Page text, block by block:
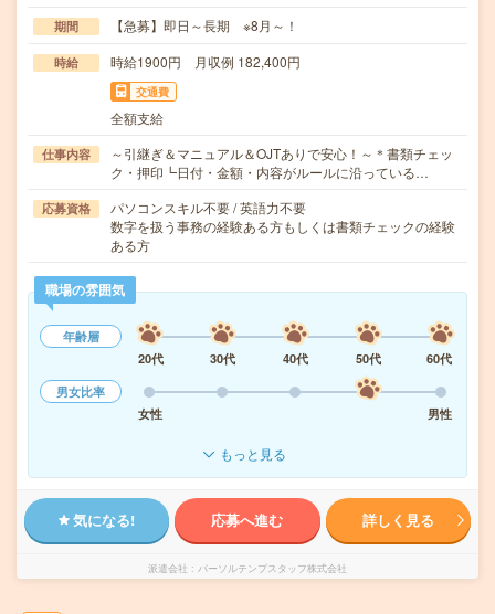
期間 【急募】即日～長期 ※8月～！
時給 時給1900円 月収例 182,400円
交通費
全額支給
仕事内容
～引継ぎ＆マニュアル＆OJTありで安心！～＊書類チェッ
ク・押印┗日付・金額・内容がルールに沿っている…
応募資格
パソコンスキル不要 / 英語力不要
数字を扱う事務の経験ある方もしくは書類チェックの経験
ある方
職場の雰囲気
年齢層
20代
30代 40代 50代
60代
男女比率
女性
男性
もっと見る
気になる! 応募へ進む 詳しく見る
派遣会社 パーソルテンプスタッフ株式会社